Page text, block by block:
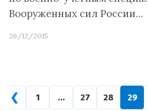
Вооруженных сил России…
26/12/2015
❮ 1 … 27 28 29